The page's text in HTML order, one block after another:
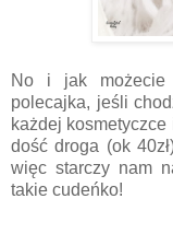
No i jak możecie
polecajka, jeśli
każdej
dość droga (ok
więc starczy nam
takie cudeńko!